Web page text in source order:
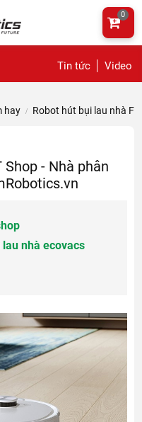
Tin tức Video
0
hay Robot hút bụi lau nhà
- Nhà phân
nhà ecovacs